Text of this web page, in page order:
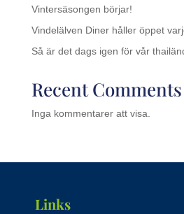
Vintersäsongen börjar!
Vindelälven Diner håller öppet
Så är det dags igen för vår
Recent Comments
Inga kommentarer att visa.
Links